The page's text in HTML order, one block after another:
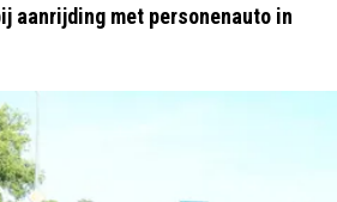
aanrijding met personenauto in